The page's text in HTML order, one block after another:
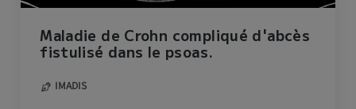
Maladie de Crohn compliqué d'abcès
fistulisé dans le psoas.
IMADIS